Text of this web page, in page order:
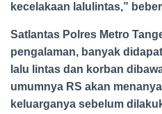
kecelakaan lalulintas,”
Satlantas Polres Metro
pengalaman, banyak
lalu lintas dan korban
umumnya RS akan
keluarganya sebelum